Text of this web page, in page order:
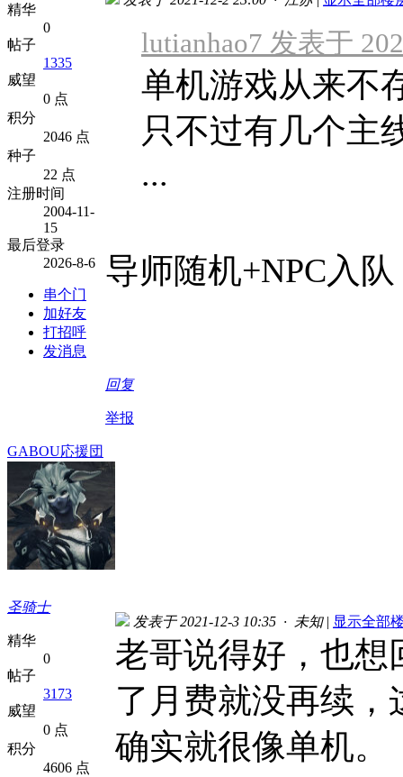
精华
0
帖子
1335
威望
0 点
积分
2046 点
种子
22 点
注册时间
2004-11-
15
最后登录
2026-8-6
串个门
加好友
打招呼
发消息
lutianhao7 发表于
单机游戏从来不
只不过有几个主
...
导师随机+NPC入
回复
举报
GABOU応援団
圣骑士
精华
0
帖子
3173
威望
0 点
积分
4606 点
发表于 2021-12-3 10:35 · 未知 | 显示全部
老哥说得好，也想
了月费就没再续
确实就很像单机。